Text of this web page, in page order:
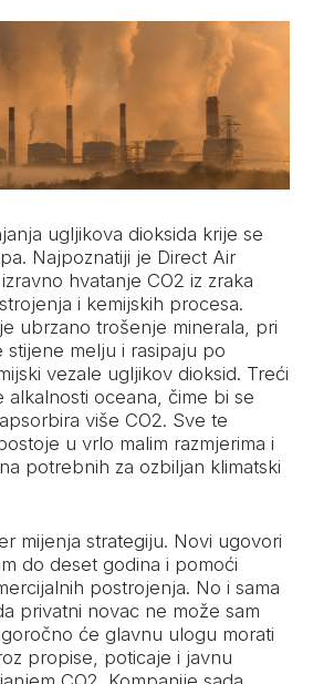
ugljikova dioksida krije se
Najpoznatiji je Direct Air
hvatanje CO2 iz zraka
i kemijskih procesa.
ubrzano trošenje minerala, pri
melju i rasipaju po
vezale ugljikov dioksid. Treći
oceana, čime bi se
više CO2. Sve te
u vrlo malim razmjerima i
potrebnih za ozbiljan klimatski
mijenja strategiju. Novi ugovori
do deset godina i pomoći
postrojenja. No i sama
privatni novac ne može sam
će glavnu ulogu morati
propise, poticaje i javnu